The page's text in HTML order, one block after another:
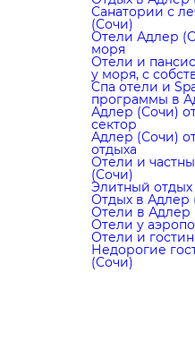
Санатории с
(Сочи)
Отели Адлер
моря
Отели и
у моря, с
Cпа отели и
программы в
Адлер (Сочи)
сектор
Адлер (Сочи)
отдыха
Отели и
(Сочи)
Элитный
Отдых в Адлер
Отели в Адлер
Отели у
Отели и
Недорогие
(Сочи)